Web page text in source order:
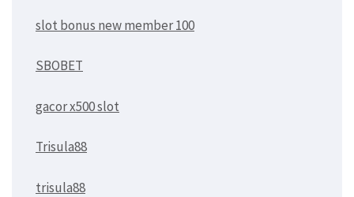
slot bonus new member 100
SBOBET
gacor x500 slot
Trisula88
trisula88